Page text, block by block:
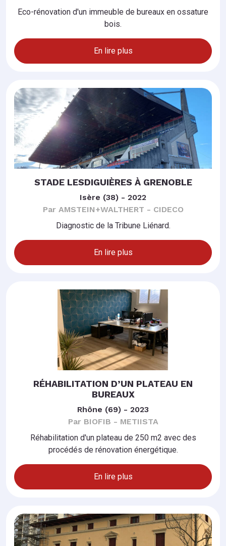
Eco-rénovation d'un immeuble de bureaux en ossature
bois.
En lire plus
STADE LESDIGUIÈRES À GRENOBLE
Isère (38) - 2022
Par AMSTEIN+WALTHERT - CIDECO
Diagnostic de la Tribune Liénard.
En lire plus
RÉHABILITATION D’UN PLATEAU EN
BUREAUX
Rhône (69) - 2023
Par BIOFIB - METIISTA
Réhabilitation d'un plateau de 250 m2 avec des
procédés de rénovation énergétique.
En lire plus